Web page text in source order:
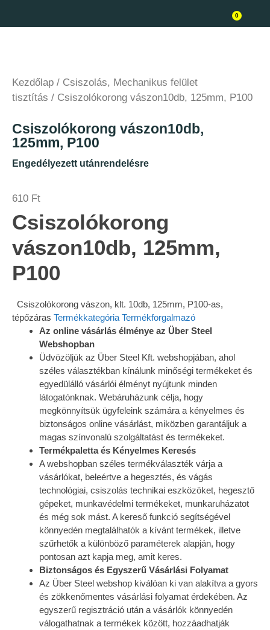
0
Kezdőlap / Csiszolás, Mechanikus felület
tisztítás / Csiszolókorong vászon10db, 125mm, P100
Csiszolókorong vászon10db,
125mm, P100
Engedélyezett utánrendelésre
610 Ft
Csiszolókorong
vászon10db, 125mm,
P100
Csiszolókorong vászon, klt. 10db, 125mm, P100-as,
tépőzáras Termékkategória Termékforgalmazó
Az online vásárlás élménye az Über Steel
Webshopban
Üdvözöljük az Über Steel Kft. webshopjában, ahol
széles választékban kínálunk minőségi termékeket és
egyedülálló vásárlói élményt nyújtunk minden
látogatónknak. Webáruházunk célja, hogy
megkönnyítsük ügyfeleink számára a kényelmes és
biztonságos online vásárlást, miközben garantáljuk a
magas színvonalú szolgáltatást és termékeket.
Termékpaletta és Kényelmes Keresés
A webshopban széles termékválaszték várja a
vásárlókat, beleértve a hegesztés, és vágás
technológiai, csiszolás technikai eszközöket, hegesztő
gépeket, munkavédelmi termékeket, munkaruházatot
és még sok mást. A kereső funkció segítségével
könnyedén megtalálhatók a kívánt termékek, illetve
szűrhetők a különböző paraméterek alapján, hogy
pontosan azt kapja meg, amit keres.
Biztonságos és Egyszerű Vásárlási Folyamat
Az Über Steel webshop kiválóan ki van alakítva a gyors
és zökkenőmentes vásárlási folyamat érdekében. Az
egyszerű regisztráció után a vásárlók könnyedén
válogathatnak a termékek között, hozzáadhatják